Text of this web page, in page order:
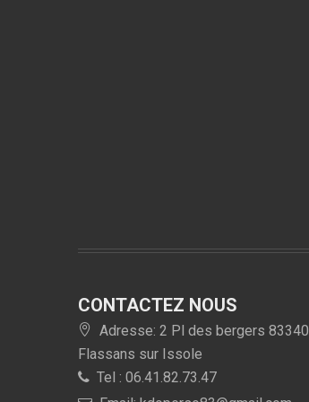
CONTACTEZ NOUS
Adresse: 2 Pl des bergers 83340
Flassans sur Issole
Tel : 06.41.82.73.47